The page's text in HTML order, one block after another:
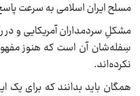
مسلح ایران اسلامی به سرعت پاسخ
مشکلِ سردمداران آمریکایی و در
سِفله‌شان آن است که هنوز
نکرده‌اند.
همگان باید بدانند که برای یک